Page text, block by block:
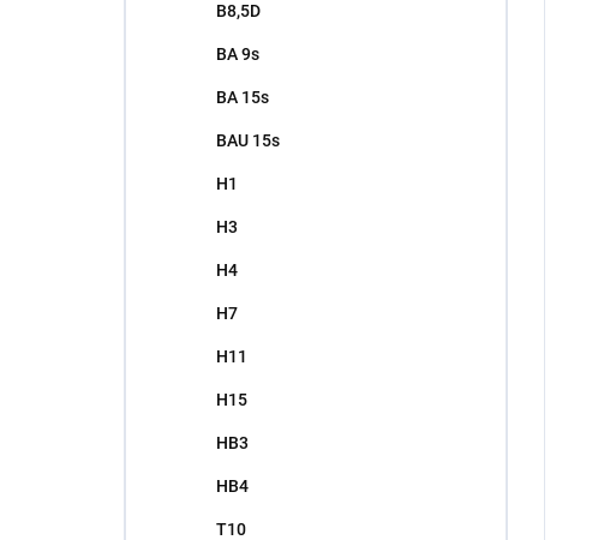
B8,5D
BA 9s
BA 15s
BAU 15s
H1
H3
H4
H7
H11
H15
HB3
HB4
T10